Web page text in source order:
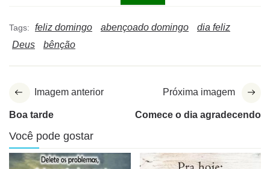
Tags: feliz domingo abençoado domingo
dia feliz
Deus
bênção
Imagem anterior
Boa tarde
Próxima imagem
Comece o dia agradecendo
Você pode gostar